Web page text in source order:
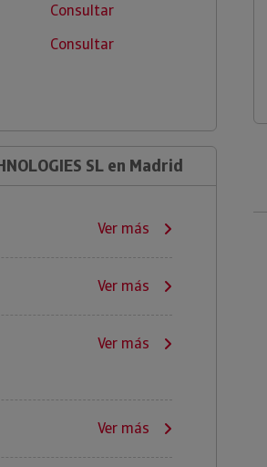
Consultar
Consultar
SL en Madrid
Ver más
Ver más
Ver más
Ver más